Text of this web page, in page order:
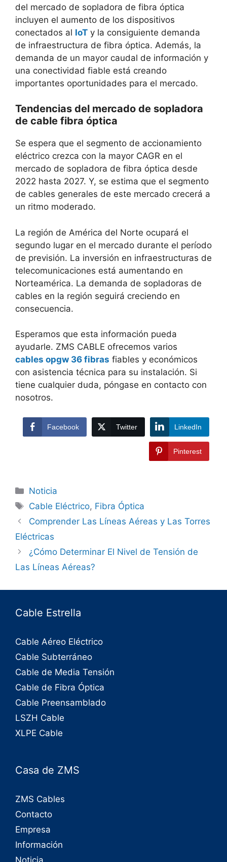
del mercado de sopladora de fibra óptica
incluyen el aumento de los dispositivos
conectados al IoT y la consiguiente demanda
de infraestructura de fibra óptica. Además, la
demanda de un mayor caudal de información y
una conectividad fiable está creando
importantes oportunidades para el mercado.
Tendencias del mercado de sopladora
de cable fibra óptica
Se espera que el segmento de accionamiento
eléctrico crezca con la mayor CAGR en el
mercado de sopladora de fibra óptica desde
2022 hasta 2027. Y, se estima que el segmento
de cables generales de este mercado crecerá a
un ritmo moderado.
La región de América del Norte ocupará el
segundo lugar en el mercado durante el período
de previsión. La inversión en infraestructuras de
telecomunicaciones está aumentando en
Norteamérica. La demanda de sopladoras de
cables en la región seguirá creciendo en
consecuencia.
Esperamos que esta información pueda
ayudarle. ZMS CABLE ofrecemos varios
cables opgw 36 fibras fiables y económicos
con asistencia técnica para su instalación. Si
tiene cualquier duda, póngase en contacto con
nosotros.
Facebook Twitter LinkedIn
Pinterest
Noticia
Cable Eléctrico, Fibra Óptica
Comprender Las Líneas Aéreas y Las Torres
Eléctricas
¿Cómo Determinar El Nivel de Tensión de
Las Líneas Aéreas?
Cable Estrella
Cable Aéreo Eléctrico
Cable Subterráneo
Cable de Media Tensión
Cable de Fibra Óptica
Cable Preensamblado
LSZH Cable
XLPE Cable
Casa de ZMS
ZMS Cables
Contacto
Empresa
Información
Noticia